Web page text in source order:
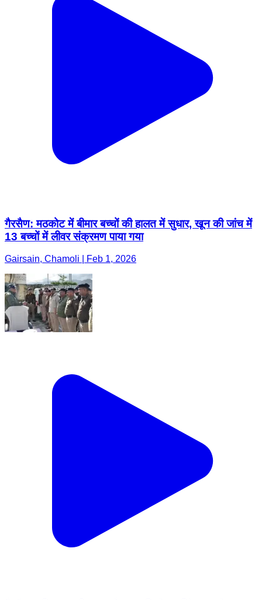
गैरसैण: मठकोट में बीमार बच्चों की हालत में सुधार, खून की जांच में
13 बच्चों में लीवर संक्रमण पाया गया
Gairsain, Chamoli | Feb 1, 2026